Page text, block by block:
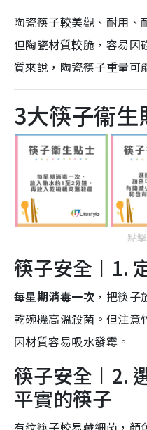
陶瓷筷子較美觀、耐用、
但陶瓷材質較脆，容易因
質來說，陶瓷筷子重量可
3大筷子衞生
點
筷子安全︱1.
每星期消毒一次 ，把筷
乾碗機高溫殺菌。但注意
因材質容易吸水發霉。
筷子安全︱2.
平實的筷子